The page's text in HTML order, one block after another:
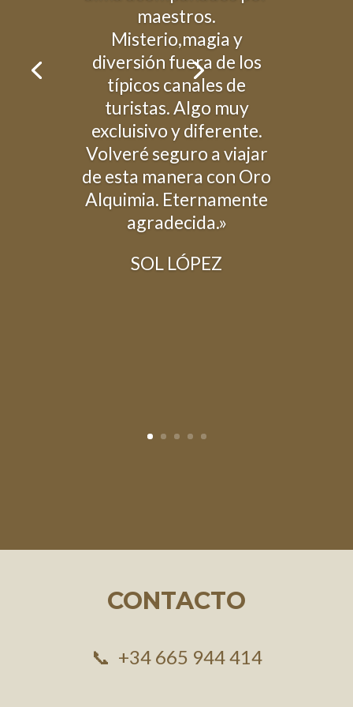
maestros.
Misterio,magia y
diversión fuera de los
típicos canales de
turistas. Algo muy
excluisivo y diferente.
Volveré seguro a viajar
de esta manera con Oro
Alquimia. Eternamente
agradecida.»
SOL LÓPEZ
CONTACTO
📞 +34 665 944 414